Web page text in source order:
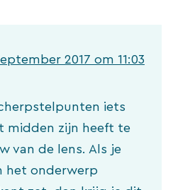
2017 om 11:03
iets
midden zijn heeft te
van de lens. Als je
het onderwerp